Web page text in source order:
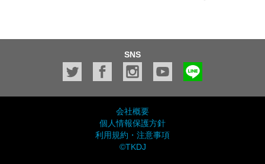
SNS
会社概要
個人情報保護方針
利用規約・注意事項
©TKDJ